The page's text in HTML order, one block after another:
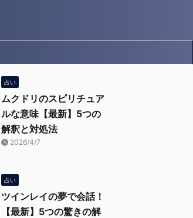
占い
ムクドリのスピリチュア
ルな意味【最新】5つの
解釈と対処法
2026/4/7
占い
ツインレイの夢で会話！
【最新】5つの驚きの解